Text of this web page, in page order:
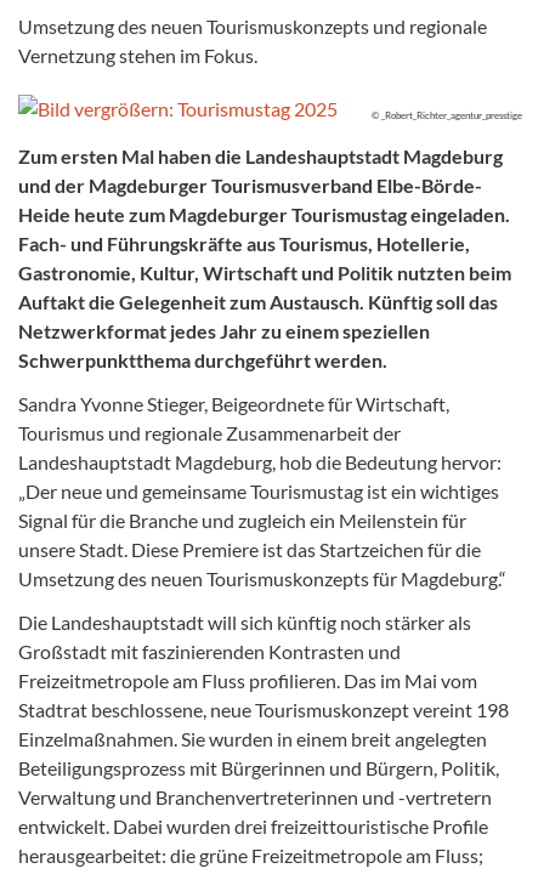
Umsetzung des neuen Tourismuskonzepts und regionale
Vernetzung stehen im Fokus.
© _Robert_Richter_agentur_presstige
Zum ersten Mal haben die Landeshauptstadt Magdeburg
und der Magdeburger Tourismusverband Elbe-Börde-
Heide heute zum Magdeburger Tourismustag eingeladen.
Fach- und Führungskräfte aus Tourismus, Hotellerie,
Gastronomie, Kultur, Wirtschaft und Politik nutzten beim
Auftakt die Gelegenheit zum Austausch. Künftig soll das
Netzwerkformat jedes Jahr zu einem speziellen
Schwerpunktthema durchgeführt werden.
Sandra Yvonne Stieger, Beigeordnete für Wirtschaft,
Tourismus und regionale Zusammenarbeit der
Landeshauptstadt Magdeburg, hob die Bedeutung hervor:
„Der neue und gemeinsame Tourismustag ist ein wichtiges
Signal für die Branche und zugleich ein Meilenstein für
unsere Stadt. Diese Premiere ist das Startzeichen für die
Umsetzung des neuen Tourismuskonzepts für Magdeburg.“
Die Landeshauptstadt will sich künftig noch stärker als
Großstadt mit faszinierenden Kontrasten und
Freizeitmetropole am Fluss profilieren. Das im Mai vom
Stadtrat beschlossene, neue Tourismuskonzept vereint 198
Einzelmaßnahmen. Sie wurden in einem breit angelegten
Beteiligungsprozess mit Bürgerinnen und Bürgern, Politik,
Verwaltung und Branchenvertreterinnen und -vertretern
entwickelt. Dabei wurden drei freizeittouristische Profile
herausgearbeitet: die grüne Freizeitmetropole am Fluss;